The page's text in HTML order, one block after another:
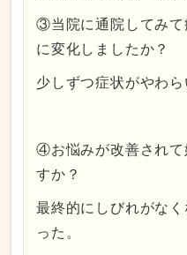
③当院に通院してみて
に変化しましたか？
少しずつ症状がやわら
④お悩みが改善されて
すか？
最終的にしびれがな
った。